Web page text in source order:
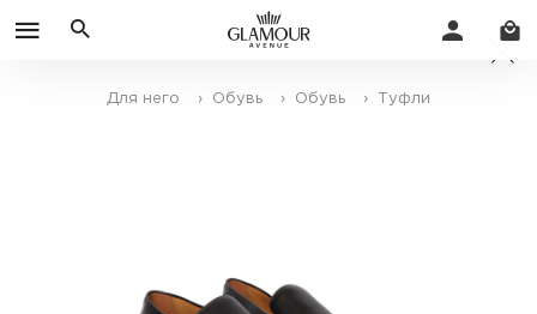
Для него › Обувь › Обувь › Туфли